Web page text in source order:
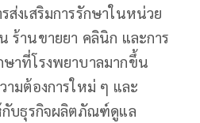
งเสริมการรักษาในหน่วย
ร้านขายยา คลินิก และการ
าที่โรงพยาบาลมากขึ้น
ามต้องการใหม่ ๆ และ
กับธุรกิจผลิตภัณฑ์ดูแล